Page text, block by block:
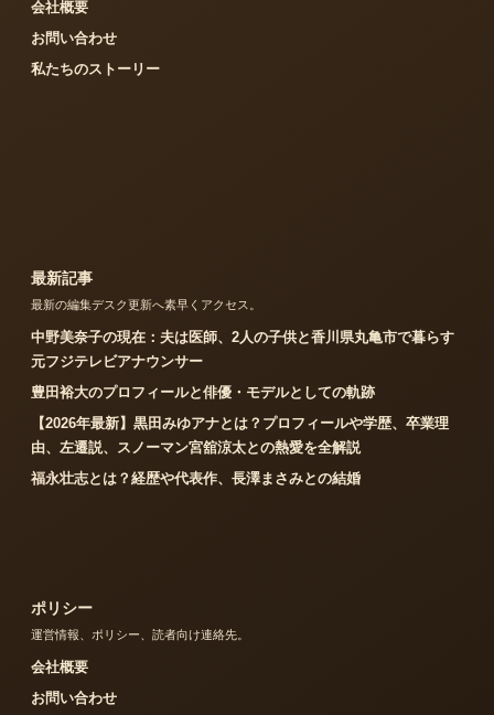
会社概要
お問い合わせ
私たちのストーリー
最新記事
最新の編集デスク更新へ素早くアクセス。
中野美奈子の現在：夫は医師、2人の子供と香川県丸亀市で暮らす
元フジテレビアナウンサー
豊田裕大のプロフィールと俳優・モデルとしての軌跡
【2026年最新】黒田みゆアナとは？プロフィールや学歴、卒業理
由、左遷説、スノーマン宮舘涼太との熱愛を全解説
福永壮志とは？経歴や代表作、長澤まさみとの結婚
ポリシー
運営情報、ポリシー、読者向け連絡先。
会社概要
お問い合わせ